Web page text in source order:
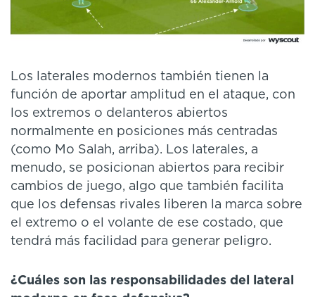
Los laterales modernos también tienen la
función de aportar amplitud en el ataque, con
los extremos o delanteros abiertos
normalmente en posiciones más centradas
(como Mo Salah, arriba). Los laterales, a
menudo, se posicionan abiertos para recibir
cambios de juego, algo que también facilita
que los defensas rivales liberen la marca sobre
el extremo o el volante de ese costado, que
tendrá más facilidad para generar peligro.
¿Cuáles son las responsabilidades del lateral